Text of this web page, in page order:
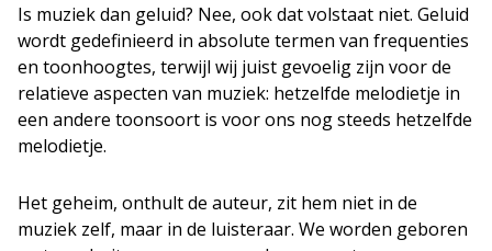
Is muziek dan geluid? Nee, ook dat volstaat niet. Geluid
wordt gedefinieerd in absolute termen van frequenties
en toonhoogtes, terwijl wij juist gevoelig zijn voor de
relatieve aspecten van muziek: hetzelfde melodietje in
een andere toonsoort is voor ons nog steeds hetzelfde
melodietje.
Het geheim, onthult de auteur, zit hem niet in de
muziek zelf, maar in de luisteraar. We worden geboren